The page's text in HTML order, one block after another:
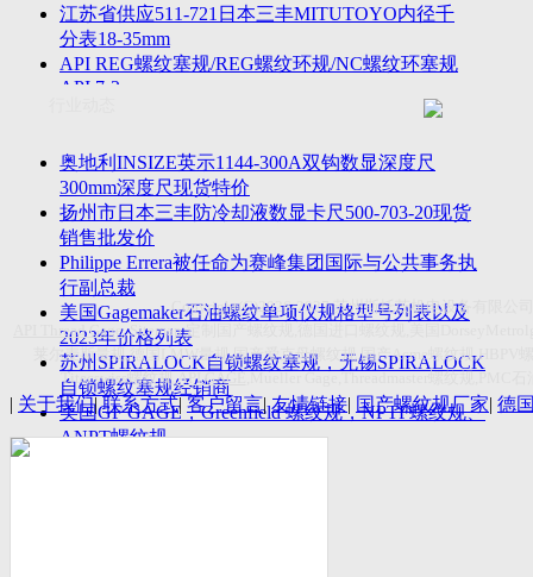
江苏省供应511-721日本三丰MITUTOYO内径千
分表18-35mm
API REG螺纹塞规/REG螺纹环规/NC螺纹环塞规
API 7-2
苏州市万濠卧式投影仪CPJ-3020W/CPJ-4025W代
美国B2段差尺/间隙段差尺GAPSG/NMSG/GRIP-
004/CFM-095代理商
2023年美国Universal Punch圆度仪价格表，国产
定制跳动量仪
波音一季度营收增近三成超预期，近五年季度交
付数量首超空客
奥地利INSIZE英示1144-300A双钩数显深度尺
300mm深度尺现货特价
扬州市日本三丰防冷却液数显卡尺500-703-20现货
销售批发价
Philippe Errera被任命为赛峰集团国际与公共事务执
行副总裁
美国Gagemaker石油螺纹单项仪规格型号列表以及
2023年价格列表
苏州SPIRALOCK自锁螺纹塞规，无锡SPIRALOCK
自锁螺纹塞规经销商
美国GF GAGE，Greenfield 螺纹规，NPTF螺纹规、
ANPT螺纹规
Copyright(C)2026-2027苏州斯托茨机电设备有限公司
API Thread Gage, Sitemap,定制国产螺纹规
莱尔麦斯量规,德国 LMW量规,国产爱克母螺纹规 ,国产Acme 螺纹规,HBPV
Titecswiss螺纹规 ,API GAGE
| 关于我们|联系方式| 客户留言|友情链接| 国产螺纹规厂家| 德